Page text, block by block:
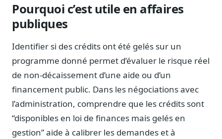
Pourquoi c’est utile en affaires
publiques
Identifier si des crédits ont été gelés sur un
programme donné permet d’évaluer le risque réel
de non-décaissement d’une aide ou d’un
financement public. Dans les négociations avec
l’administration, comprendre que les crédits sont
“disponibles en loi de finances mais gelés en
gestion” aide à calibrer les demandes et à